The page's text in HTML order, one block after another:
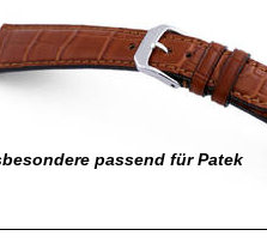
passend für Patek